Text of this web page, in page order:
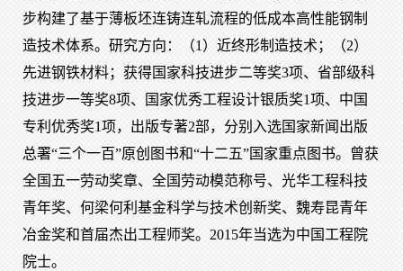
步构建了基于薄板坯连铸连轧流程的低成本高性能钢制
造技术体系。研究方向：（1）近终形制造技术；（2）
先进钢铁材料；获得国家科技进步二等奖3项、省部级科
技进步一等奖8项、国家优秀工程设计银质奖1项、中国
专利优秀奖1项，出版专著2部，分别入选国家新闻出版
总署“三个一百”原创图书和“十二五”国家重点图书。曾获
全国五一劳动奖章、全国劳动模范称号、光华工程科技
青年奖、何梁何利基金科学与技术创新奖、魏寿昆青年
冶金奖和首届杰出工程师奖。2015年当选为中国工程院
院士。